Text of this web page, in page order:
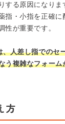
する原因になりま
指・小指を正確に
性が重要です。
人差し指でのセ
う複雑なフォーム
方